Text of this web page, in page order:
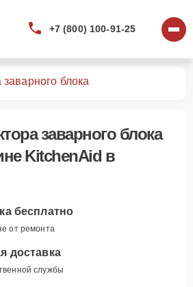
+7 (800) 100-91-25
заварного блока
заварного блока
KitchenAid в
бесплатно
от ремонта
доставка
службы